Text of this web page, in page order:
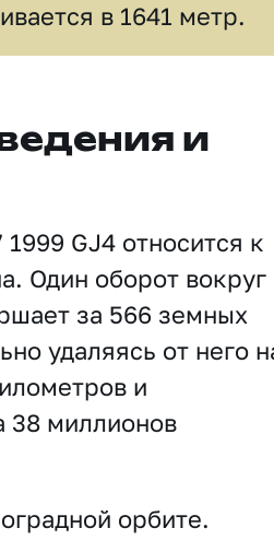
в 1641 метр.
и
GJ4 относится к
Один оборот вокруг
за 566 земных
удаляясь от него
и
38 миллионов
орбите.